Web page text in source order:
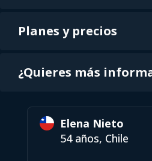
Planes y precios
¿Quieres más
Elena Nieto
54 años, Chile